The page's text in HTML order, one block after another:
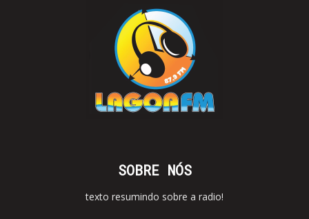
SOBRE NÓS
texto resumindo sobre a radio!